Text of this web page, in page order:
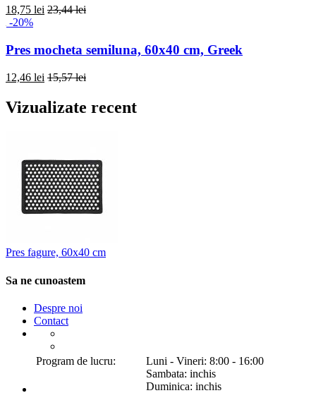
18,75 lei 23,44 lei
-20%
Pres mocheta semiluna, 60x40 cm, Greek
12,46 lei 15,57 lei
Vizualizate recent
Pres fagure, 60x40 cm
Sa ne cunoastem
Despre noi
Contact
Program de lucru:
Luni - Vineri: 8:00 - 16:00
Sambata: inchis
Duminica: inchis